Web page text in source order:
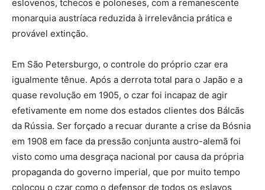
eslovenos, tchecos e poloneses, com a remanescente
monarquia austríaca reduzida à irrelevância prática e
provável extinção.
Em São Petersburgo, o controle do próprio czar era
igualmente tênue. Após a derrota total para o Japão e a
quase revolução em 1905, o czar foi incapaz de agir
efetivamente em nome dos estados clientes dos Bálcãs
da Rússia. Ser forçado a recuar durante a crise da Bósnia
em 1908 em face da pressão conjunta austro-alemã foi
visto como uma desgraça nacional por causa da própria
propaganda do governo imperial, que por muito tempo
colocou o czar como o defensor de todos os eslavos